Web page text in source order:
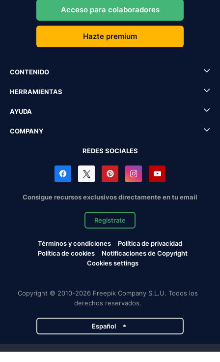
Acceso para colaboradores
Hazte premium
CONTENIDO
HERRAMIENTAS
AYUDA
COMPANY
REDES SOCIALES
Consigue recursos exclusivos directamente en tu email
Regístrate
Términos y condiciones
Política de privacidad
Política de cookies
Notificaciones de Copyright
Cookies settings
Copyright © 2010-2026 Freepik Company S.L.U. Todos los
derechos reservados.
Español